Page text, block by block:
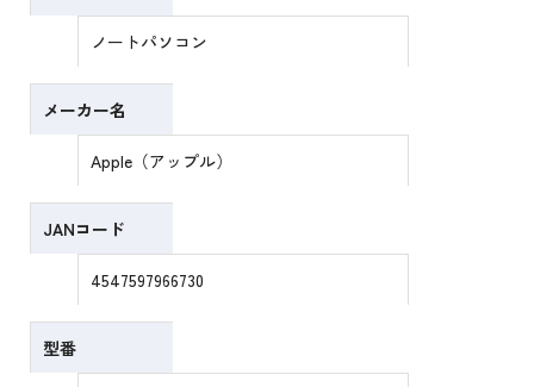
ノートパソコン
メーカー名
Apple（アップル）
JANコード
4547597966730
型番